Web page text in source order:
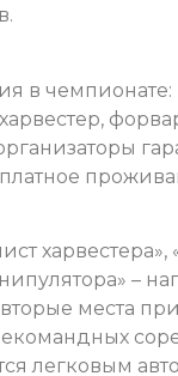
в чемпионате:
–
места
легковым